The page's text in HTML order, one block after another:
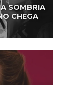
SOMBRIA
CHEGA